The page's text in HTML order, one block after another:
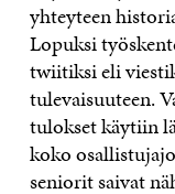
yhteyteen
Lopuksi
twiitiksi eli
tulevaisuuteen.
tulokset käytiin
koko
seniorit saivat